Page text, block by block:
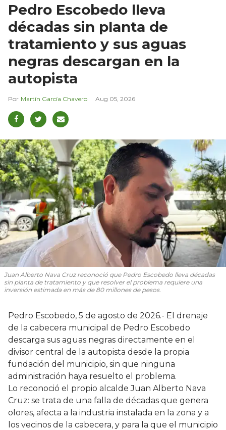
Pedro Escobedo lleva
décadas sin planta de
tratamiento y sus aguas
negras descargan en la
autopista
Martín García Chavero Aug 05, 2026
Juan Alberto Nava Cruz reconoció que Pedro Escobedo lleva décadas
sin planta de tratamiento y que resolver el problema requiere una
inversión estimada en más de 80 millones de pesos.
Pedro Escobedo, 5 de agosto de 2026.- El drenaje
de la cabecera municipal de Pedro Escobedo
descarga sus aguas negras directamente en el
divisor central de la autopista desde la propia
fundación del municipio, sin que ninguna
administración haya resuelto el problema.
Lo reconoció el propio alcalde Juan Alberto Nava
Cruz: se trata de una falla de décadas que genera
olores, afecta a la industria instalada en la zona y a
los vecinos de la cabecera, y para la que el municipio